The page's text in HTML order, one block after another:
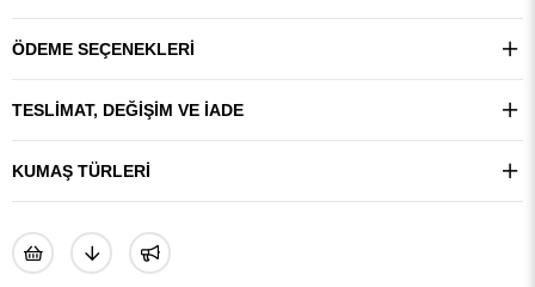
ÖDEME SEÇENEKLERI
TESLIMAT, DEĞIŞIM VE İADE
KUMAŞ TÜRLERI